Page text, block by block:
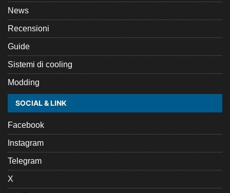
News
Recensioni
Guide
Sistemi di cooling
Modding
SOCIAL & LINK
Facebook
Instagram
Telegram
X